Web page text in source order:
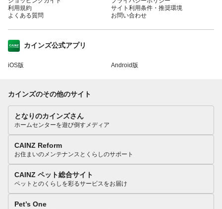
利用規約
よくある質問
サイト利用条件・推奨環境
お問い合わせ
カインズ公式アプリ
iOS版 Android版
カインズのその他のサイト
となりのカインズさん
ホームセンターを遊び倒すメディア
CAINZ Reform
お住まいのメンテナンスとくらしのサポート
CAINZ ペット総合サイト
ペットとのくらしを彩るサービスをお届け
Pet’s One